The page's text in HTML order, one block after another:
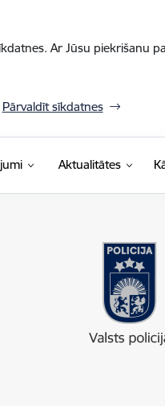
Ar Jūsu piekrišanu
Pārvaldīt sīkdatnes
Aktualitātes